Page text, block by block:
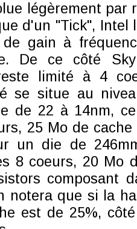
légèrement par
d'un "Tick", Intel
gain à
De ce côté
limité à 4
se situe au
de 22 à 14nm,
25 Mo de
un die de
8 coeurs, 20 Mo
composant
notera que si la
est de 25%,